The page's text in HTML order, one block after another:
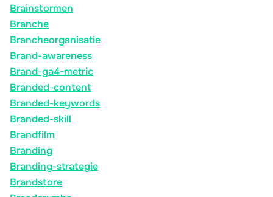
Brainstormen
Branche
Brancheorganisatie
Brand-awareness
Brand-ga4-metric
Branded-content
Branded-keywords
Branded-skill
Brandfilm
Branding
Branding-strategie
Brandstore